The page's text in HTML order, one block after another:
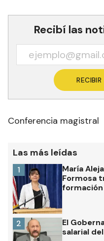
Recibí las
Conferencia magistral
Las más leídas
María
Formosa
formación
1
El
salarial
2